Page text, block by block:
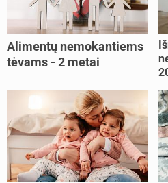
Alimentų nemokantiems
tėvams - 2 metai